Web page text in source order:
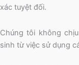
xác tuyệt đối.
Chúng tôi không
sinh từ việc sử dụng